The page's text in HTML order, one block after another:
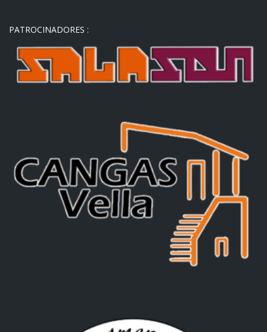
PATROCINADORES :